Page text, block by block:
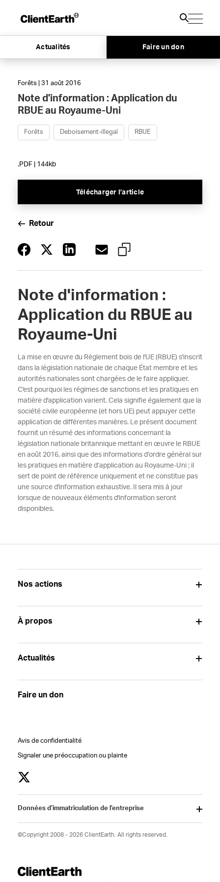
Actualités Faire un don
Forêts | 31 août 2016
Note d'information : Application du
RBUE au Royaume-Uni
Forêts Deboisement-illegal RBUE
.PDF | 144kb
Télécharger l’article
Retour
Note d'information :
Application du RBUE au
Royaume-Uni
La mise en œuvre du Règlement bois de l'UE (RBUE) s'inscrit
dans la législation nationale de chaque État membre et les
autorités nationales sont chargées de le faire appliquer.
C'est pourquoi les régimes de sanctions et les pratiques en
matière d'application varient. Cela signifie également que la
société civile européenne (et hors UE) peut appuyer cette
application de différentes manières. Le présent document
fournit un résumé des informations concernant la
législation nationale britannique mettant en œuvre le RBUE
en août 2016, ainsi que des informations d’ordre général sur
les pratiques en matière d’application au Royaume-Uni ; il
sert de point de référence uniquement et ne constitue pas
une source d'information exhaustive. Il sera mis à jour
lorsque de nouveaux éléments d'information seront
disponibles.
Nos actions
À propos
Actualités
Faire un don
Avis de confidentialité
Signaler une préoccupation ou plainte
Données d’immatriculation de l’entreprise
©Copyright 2008 - 2026 ClientEarth. All rights reserved.